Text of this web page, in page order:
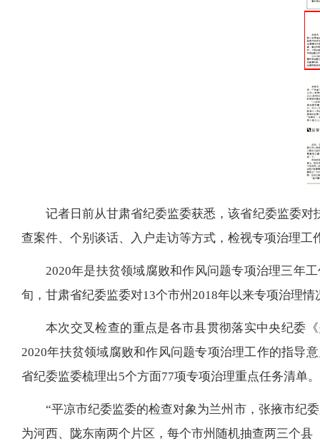
记者日前从甘肃省纪委监委获悉，该省纪委监委
查案件、个别谈话、入户走访等方式，检视专项治理工
2020年是扶贫领域腐败和作风问题专项治理三年
旬，甘肃省纪委监委对13个市州2018年以来专项治理情
本次交叉检查的重点是各市县贯彻落实中央纪委
2020年扶贫领域腐败和作风问题专项治理工作的指导
省纪委监委梳理出5个方面77项专项治理重点任务清单。
“平凉市纪委监委的检查对象为兰州市，张掖市纪
为河西、陇东南两个片区，每个市州随机抽查两三个